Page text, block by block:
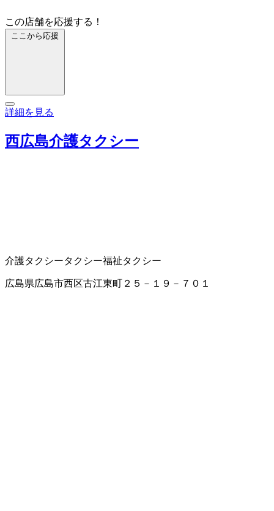
この店舗を応援する！
ここから応援
詳細を見る
西広島介護タクシー
介護タクシータクシー福祉タクシー
広島県広島市西区古江東町２５－１９－７０１